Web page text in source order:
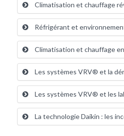
Climatisation et chauffage
Réfrigérant et
Climatisation et chauffage
Les systèmes VRV® et la
Les systèmes VRV® et les
La technologie Daikin : les